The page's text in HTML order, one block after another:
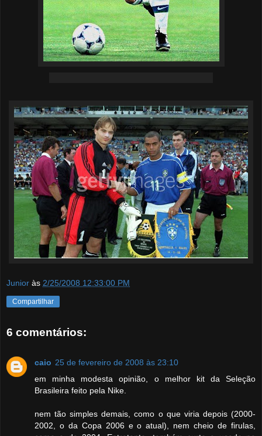
Junior às 2/25/2008 12:33:00 PM
Compartilhar
6 comentários:
caio 25 de fevereiro de 2008 às 23:10
em minha modesta opinião, o melhor kit da Seleção
Brasileira feito pela Nike.
nem tão simples demais, como o que viria depois (2000-
2002, o da Copa 2006 e o atual), nem cheio de firulas,